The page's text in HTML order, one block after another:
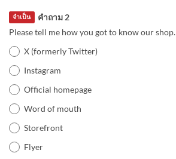
คำถาม 2
จำเป็น
Please tell me how you got to know our shop.
X (formerly Twitter)
Instagram
Official homepage
Word of mouth
Storefront
Flyer